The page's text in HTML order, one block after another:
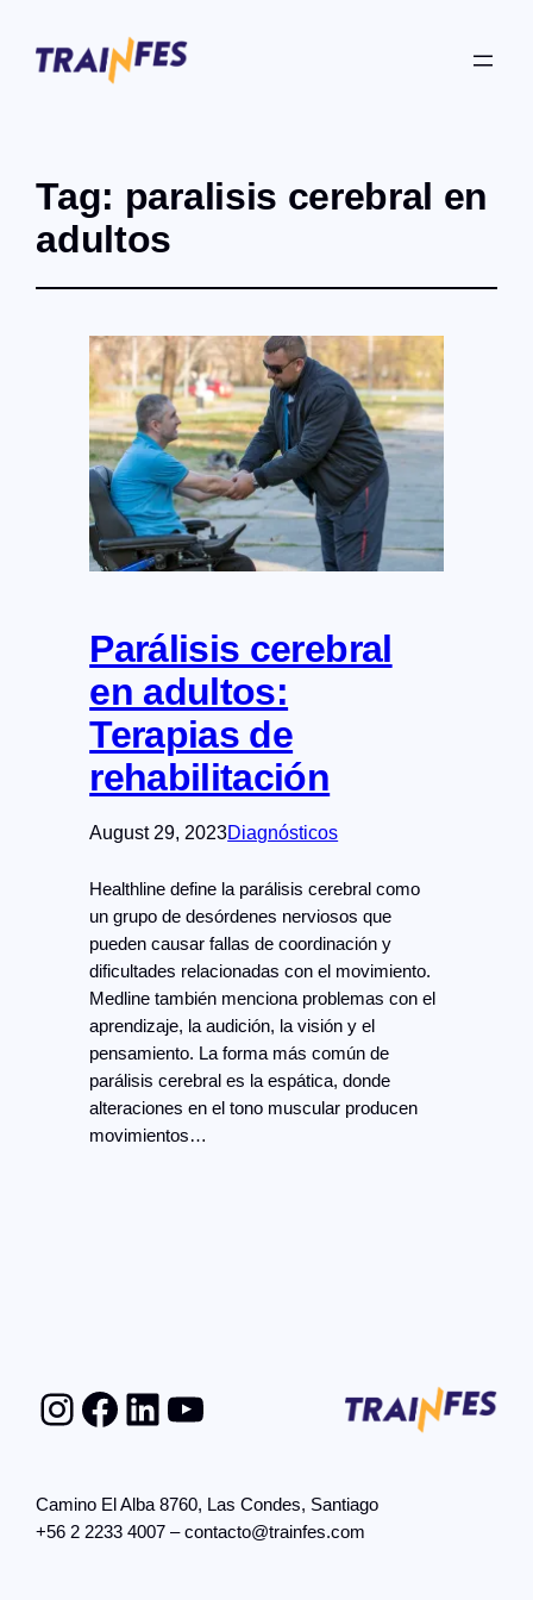
Tag: paralisis cerebral en
adultos
Parálisis cerebral
en adultos:
Terapias de
rehabilitación
August 29, 2023Diagnósticos
Healthline define la parálisis cerebral como
un grupo de desórdenes nerviosos que
pueden causar fallas de coordinación y
dificultades relacionadas con el movimiento.
Medline también menciona problemas con el
aprendizaje, la audición, la visión y el
pensamiento. La forma más común de
parálisis cerebral es la espática, donde
alteraciones en el tono muscular producen
movimientos…
Instagram
Facebook
LinkedIn
YouTube
Camino El Alba 8760, Las Condes, Santiago
+56 2 2233 4007 – contacto@trainfes.com